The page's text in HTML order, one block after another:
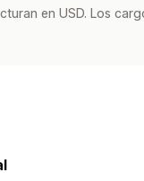
en USD. Los